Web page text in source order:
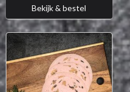
Bekijk & bestel